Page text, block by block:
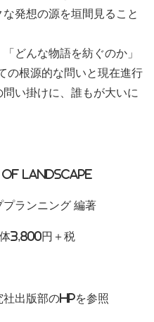
発想の源を垣間見ること
どんな物語を紡ぐのか」
の根源的な問いと現在進行
い掛けに、誰もが大いに
of Landscape
ランニング 編著
3,800円＋税
出版部のHPを参照